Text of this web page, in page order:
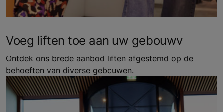
Voeg liften toe aan uw gebouwv
Ontdek ons brede aanbod liften afgestemd op de
behoeften van diverse gebouwen.